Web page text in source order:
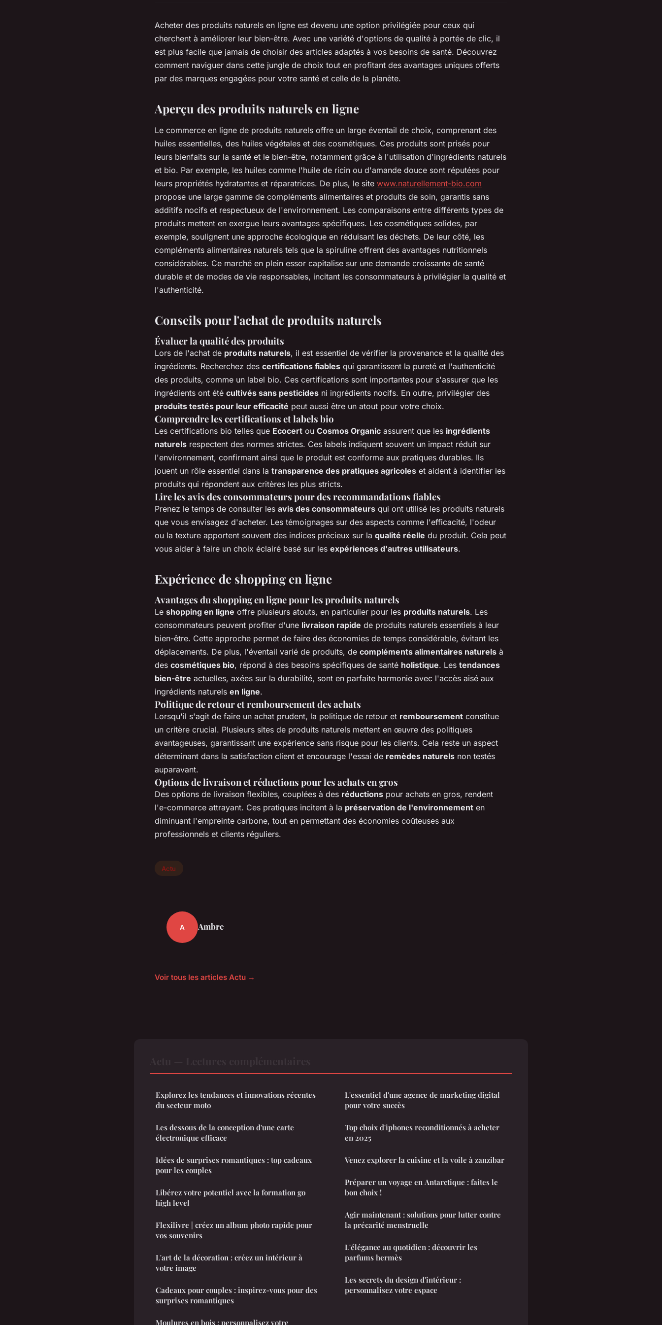
Acheter des produits naturels en ligne est devenu une option privilégiée pour ceux qui
cherchent à améliorer leur bien-être. Avec une variété d'options de qualité à portée de clic, il
est plus facile que jamais de choisir des articles adaptés à vos besoins de santé. Découvrez
comment naviguer dans cette jungle de choix tout en profitant des avantages uniques offerts
par des marques engagées pour votre santé et celle de la planète.
Aperçu des produits naturels en ligne
Le commerce en ligne de produits naturels offre un large éventail de choix, comprenant des
huiles essentielles, des huiles végétales et des cosmétiques. Ces produits sont prisés pour
leurs bienfaits sur la santé et le bien-être, notamment grâce à l'utilisation d'ingrédients naturels
et bio. Par exemple, les huiles comme l'huile de ricin ou d'amande douce sont réputées pour
leurs propriétés hydratantes et réparatrices. De plus, le site www.naturellement-bio.com
propose une large gamme de compléments alimentaires et produits de soin, garantis sans
additifs nocifs et respectueux de l'environnement. Les comparaisons entre différents types de
produits mettent en exergue leurs avantages spécifiques. Les cosmétiques solides, par
exemple, soulignent une approche écologique en réduisant les déchets. De leur côté, les
compléments alimentaires naturels tels que la spiruline offrent des avantages nutritionnels
considérables. Ce marché en plein essor capitalise sur une demande croissante de santé
durable et de modes de vie responsables, incitant les consommateurs à privilégier la qualité et
l'authenticité.
Conseils pour l'achat de produits naturels
Évaluer la qualité des produits
Lors de l'achat de produits naturels, il est essentiel de vérifier la provenance et la qualité des
ingrédients. Recherchez des certifications fiables qui garantissent la pureté et l'authenticité
des produits, comme un label bio. Ces certifications sont importantes pour s'assurer que les
ingrédients ont été cultivés sans pesticides ni ingrédients nocifs. En outre, privilégier des
produits testés pour leur efficacité peut aussi être un atout pour votre choix.
Comprendre les certifications et labels bio
Les certifications bio telles que Ecocert ou Cosmos Organic assurent que les ingrédients
naturels respectent des normes strictes. Ces labels indiquent souvent un impact réduit sur
l'environnement, confirmant ainsi que le produit est conforme aux pratiques durables. Ils
jouent un rôle essentiel dans la transparence des pratiques agricoles et aident à identifier les
produits qui répondent aux critères les plus stricts.
Lire les avis des consommateurs pour des recommandations fiables
Prenez le temps de consulter les avis des consommateurs qui ont utilisé les produits naturels
que vous envisagez d'acheter. Les témoignages sur des aspects comme l'efficacité, l'odeur
ou la texture apportent souvent des indices précieux sur la qualité réelle du produit. Cela peut
vous aider à faire un choix éclairé basé sur les expériences d'autres utilisateurs.
Expérience de shopping en ligne
Avantages du shopping en ligne pour les produits naturels
Le shopping en ligne offre plusieurs atouts, en particulier pour les produits naturels. Les
consommateurs peuvent profiter d'une livraison rapide de produits naturels essentiels à leur
bien-être. Cette approche permet de faire des économies de temps considérable, évitant les
déplacements. De plus, l'éventail varié de produits, de compléments alimentaires naturels à
des cosmétiques bio, répond à des besoins spécifiques de santé holistique. Les tendances
bien-être actuelles, axées sur la durabilité, sont en parfaite harmonie avec l'accès aisé aux
ingrédients naturels en ligne.
Politique de retour et remboursement des achats
Lorsqu'il s'agit de faire un achat prudent, la politique de retour et remboursement constitue
un critère crucial. Plusieurs sites de produits naturels mettent en œuvre des politiques
avantageuses, garantissant une expérience sans risque pour les clients. Cela reste un aspect
déterminant dans la satisfaction client et encourage l'essai de remèdes naturels non testés
auparavant.
Options de livraison et réductions pour les achats en gros
Des options de livraison flexibles, couplées à des réductions pour achats en gros, rendent
l'e-commerce attrayant. Ces pratiques incitent à la préservation de l'environnement en
diminuant l'empreinte carbone, tout en permettant des économies coûteuses aux
professionnels et clients réguliers.
Actu
A Ambre
Voir tous les articles Actu →
Explorez les tendances et innovations récentes
du secteur moto
Les dessous de la conception d'une carte
électronique efficace
Idées de surprises romantiques : top cadeaux
pour les couples
Libérez votre potentiel avec la formation go
high level
Flexilivre | créez un album photo rapide pour
vos souvenirs
L'art de la décoration : créez un intérieur à
votre image
Cadeaux pour couples : inspirez-vous pour des
surprises romantiques
Moulures en bois : personnalisez votre
L'essentiel d'une agence de marketing digital
pour votre succès
Top choix d'iphones reconditionnés à acheter
en 2025
Venez explorer la cuisine et la voile à zanzibar
Préparer un voyage en Antarctique : faites le
bon choix !
Agir maintenant : solutions pour lutter contre
la précarité menstruelle
L'élégance au quotidien : découvrir les
parfums hermès
Les secrets du design d'intérieur :
personnalisez votre espace